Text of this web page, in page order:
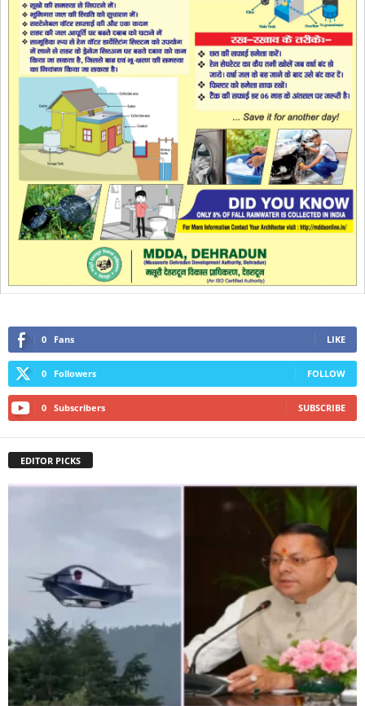
0 Fans LIKE
0 Followers FOLLOW
0 Subscribers SUBSCRIBE
EDITOR PICKS